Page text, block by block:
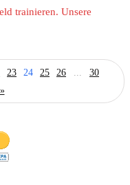
trainieren. Unsere
23 24 25 26 ...
30